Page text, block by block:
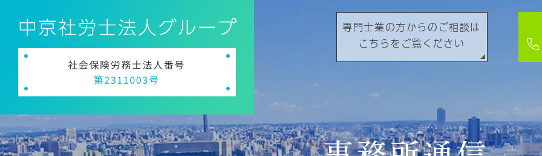
専門士業の方からのご相談は
こちらをご覧ください